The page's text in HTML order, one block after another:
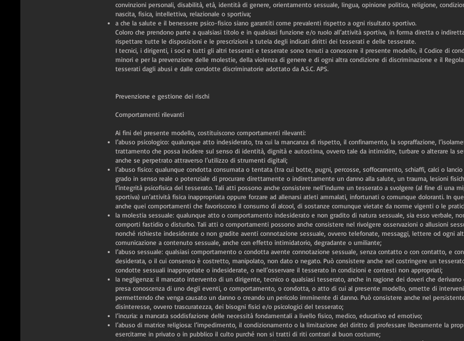
convinzioni personali, disabilità, età, identità di genere, orientamento sessuale, lingua, opinione politica, religione,
nascita, fisica, intellettiva, relazionale o sportiva;
a che la salute e il benessere psico-fisico siano garantiti come prevalenti rispetto a ogni risultato sportivo.
Coloro che prendono parte a qualsiasi titolo e in qualsiasi funzione e/o ruolo all’attività sportiva, in forma diretta o
rispettare tutte le disposizioni e le prescrizioni a tutela degli indicati diritti dei tesserati e delle tesserate.
I tecnici, i dirigenti, i soci e tutti gli altri tesserati e tesserate sono tenuti a conoscere il presente modello, il Codice di
minori e per la prevenzione delle molestie, della violenza di genere e di ogni altra condizione di discriminazione e il
tesserati dagli abusi e dalle condotte discriminatorie adottato da A.S.C. APS.
Prevenzione e gestione dei rischi
Comportamenti rilevanti
Ai fini del presente modello, costituiscono comportamenti rilevanti:
l’abuso psicologico: qualunque atto indesiderato, tra cui la mancanza di rispetto, il confinamento, la sopraffazione,
trattamento che possa incidere sul senso di identità, dignità e autostima, ovvero tale da intimidire, turbare o alterare la
anche se perpetrato attraverso l’utilizzo di strumenti digitali;
l’abuso fisico: qualunque condotta consumata o tentata (tra cui botte, pugni, percosse, soffocamento, schiaffi, calci o
grado in senso reale o potenziale di procurare direttamente o indirettamente un danno alla salute, un trauma, lesioni
l’integrità psicofisica del tesserato. Tali atti possono anche consistere nell’indurre un tesserato a svolgere (al fine di una
sportiva) un’attività fisica inappropriata oppure forzare ad allenarsi atleti ammalati, infortunati o comunque doloranti. In
anche quei comportamenti che favoriscono il consumo di alcool, di sostanze comunque vietate da norme vigenti o le
la molestia sessuale: qualunque atto o comportamento indesiderato e non gradito di natura sessuale, sia esso verbale,
comporti fastidio o disturbo. Tali atti o comportamenti possono anche consistere nel rivolgere osservazioni o allusioni
nonché richieste indesiderate o non gradite aventi connotazione sessuale, ovvero telefonate, messaggi, lettere od ogni
comunicazione a contenuto sessuale, anche con effetto intimidatorio, degradante o umiliante;
l’abuso sessuale: qualsiasi comportamento o condotta avente connotazione sessuale, senza contatto o con contatto, e
desiderata, o il cui consenso è costretto, manipolato, non dato o negato. Può consistere anche nel costringere un
condotte sessuali inappropriate o indesiderate, o nell’osservare il tesserato in condizioni e contesti non appropriati;
la negligenza: il mancato intervento di un dirigente, tecnico o qualsiasi tesserato, anche in ragione dei doveri che derivano
presa conoscenza di uno degli eventi, o comportamento, o condotta, o atto di cui al presente modello, omette di
permettendo che venga causato un danno o creando un pericolo imminente di danno. Può consistere anche nel
disinteresse, ovvero trascuratezza, dei bisogni fisici e/o psicologici del tesserato;
l’incuria: a mancata soddisfazione delle necessità fondamentali a livello fisico, medico, educativo ed emotivo;
l’abuso di matrice religiosa: l’impedimento, il condizionamento o la limitazione del diritto di professare liberamente la
esercitarne in privato o in pubblico il culto purché non si tratti di riti contrari al buon costume;